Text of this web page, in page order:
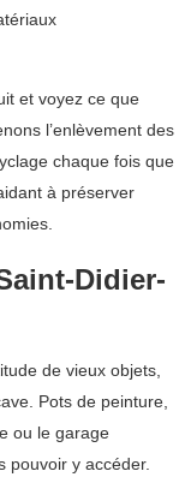
et voyez ce que
l’enlèvement des
chaque fois que
à préserver
Didier-
de vieux objets,
Pots de peinture,
ou le garage
pouvoir y accéder.